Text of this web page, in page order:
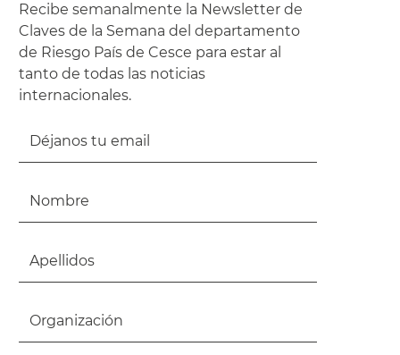
Recibe semanalmente la Newsletter de
Claves de la Semana del departamento
de Riesgo País de Cesce para estar al
tanto de todas las noticias
internacionales.